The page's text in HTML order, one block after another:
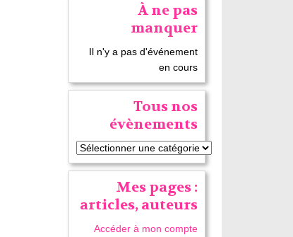
À ne pas
manquer
Il n'y a pas d'événement
en cours
Tous nos
évènements
Mes pages :
articles, auteurs
Accéder à mon compte